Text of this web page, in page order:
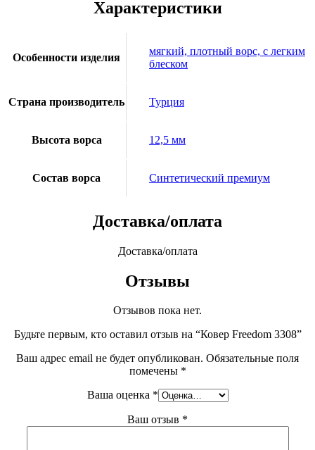
Характеристики
Особенности изделия
мягкий, плотный ворс, с легким
блеском
Страна производитель Турция
Высота ворса 12,5 мм
Состав ворса Синтетический премиум
Доставка/оплата
Доставка/оплата
Отзывы
Отзывов пока нет.
Будьте первым, кто оставил отзыв на “Ковер Freedom 3308”
Ваш адрес email не будет опубликован. Обязательные поля
помечены *
Ваша оценка *
Ваш отзыв *